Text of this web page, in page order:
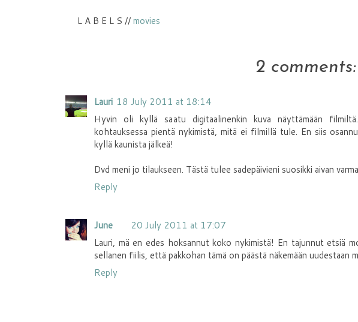
L A B E L S //movies
2 comments:
Lauri 18 July 2011 at 18:14
Hyvin oli kyllä saatu digitaalinenkin kuva näyttämään
kohtauksessa pientä nykimistä, mitä ei filmillä tule. En siis
kyllä kaunista jälkeä!
Dvd meni jo tilaukseen. Tästä tulee sadepäivieni suosikki aivan
Reply
June
20 July 2011 at 17:07
Lauri, mä en edes hoksannut koko nykimistä! En tajunnut etsiä
sellanen fiilis, että pakkohan tämä on päästä näkemään uudestaan
Reply